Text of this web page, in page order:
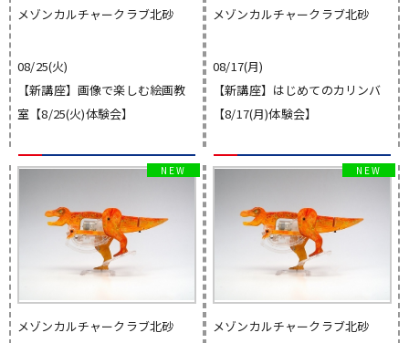
メゾンカルチャークラブ北砂
08/25(火)
【新講座】画像で楽しむ絵画教
室【8/25(火)体験会】
メゾンカルチャークラブ北砂
08/17(月)
【新講座】はじめてのカリンバ
【8/17(月)体験会】
メゾンカルチャークラブ北砂 メゾンカルチャークラブ北砂